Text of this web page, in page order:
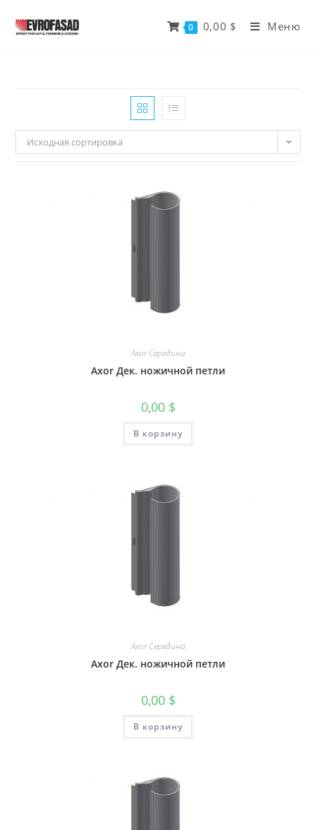
0 0,00 $ Меню
Исходная сортировка
Axor Середина
Axor Дек. ножичной петли
0,00 $
В корзину
Axor Середина
Axor Дек. ножичной петли
0,00 $
В корзину